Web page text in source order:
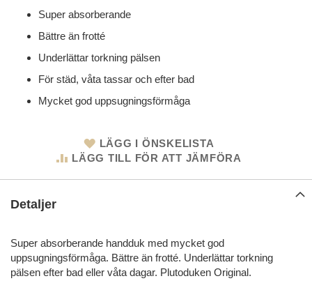
Super absorberande
Bättre än frotté
Underlättar torkning pälsen
För städ, våta tassar och efter bad
Mycket god uppsugningsförmåga
LÄGG I ÖNSKELISTA
LÄGG TILL FÖR ATT JÄMFÖRA
Detaljer
Super absorberande handduk med mycket god
uppsugningsförmåga. Bättre än frotté. Underlättar torkning
pälsen efter bad eller våta dagar. Plutoduken Original.